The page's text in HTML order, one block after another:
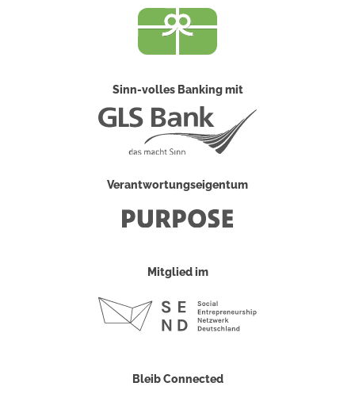
Sinn-volles Banking mit
Verantwortungseigentum
Mitglied im
Bleib Connected